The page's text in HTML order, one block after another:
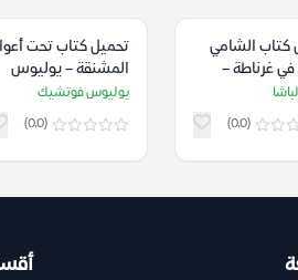
كتاب الشامي
في غرناطة –
(0.0)
تحميل كتاب تحت
المشنقة – يوليوس
فوتشيك
يوليوس فوتشيك
(0.0)